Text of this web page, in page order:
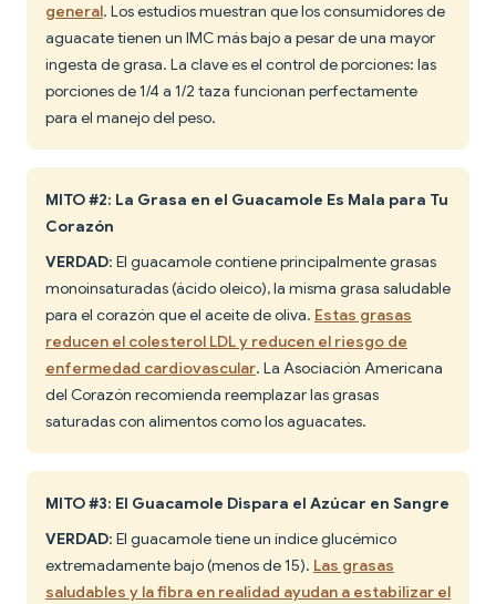
general. Los estudios muestran que los consumidores de
aguacate tienen un IMC más bajo a pesar de una mayor
ingesta de grasa. La clave es el control de porciones: las
porciones de 1/4 a 1/2 taza funcionan perfectamente
para el manejo del peso.
MITO #2: La Grasa en el Guacamole Es Mala para Tu
Corazón
VERDAD: El guacamole contiene principalmente grasas
monoinsaturadas (ácido oleico), la misma grasa saludable
para el corazón que el aceite de oliva. Estas grasas
reducen el colesterol LDL y reducen el riesgo de
enfermedad cardiovascular. La Asociación Americana
del Corazón recomienda reemplazar las grasas
saturadas con alimentos como los aguacates.
MITO #3: El Guacamole Dispara el Azúcar en Sangre
VERDAD: El guacamole tiene un índice glucémico
extremadamente bajo (menos de 15). Las grasas
saludables y la fibra en realidad ayudan a estabilizar el